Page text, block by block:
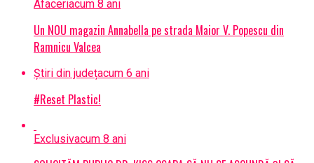
Afaceriacum 8 ani
Un NOU magazin Annabella pe strada Maior V. Popescu din
Ramnicu Valcea
Știri din județacum 6 ani
#Reset Plastic!
Exclusivacum 8 ani